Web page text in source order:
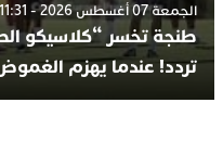
الجمعة 07 أغسطس 2026 - 11:31
طنجة تخسر “كلاسيكو
تردد! عندما يهزم